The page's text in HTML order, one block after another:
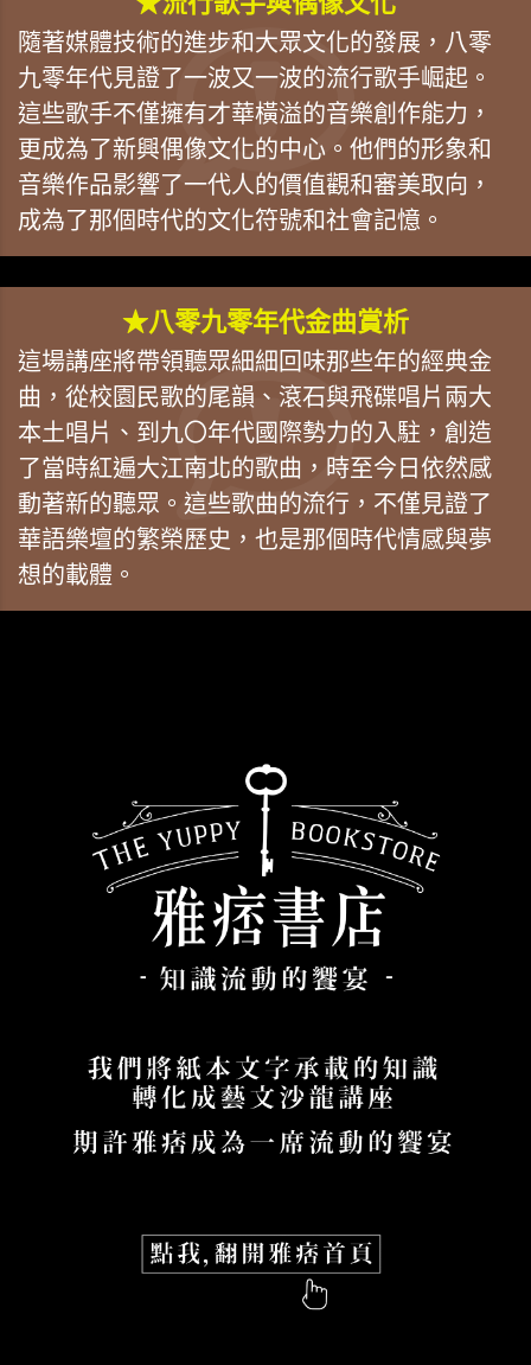
隨著媒體技術的進步和大眾文化的發展，八零
九零年代見證了一波又一波的流行歌手崛起。
這些歌手不僅擁有才華橫溢的音樂創作能力，
更成為了新興偶像文化的中心。他們的形象和
音樂作品影響了一代人的價值觀和審美取向，
成為了那個時代的文化符號和社會記憶。
★八零九零年代金曲賞析
這場講座將帶領聽眾細細回味那些年的經典金
曲，從校園民歌的尾韻、滾石與飛碟唱片兩大
本土唱片、到九〇年代國際勢力的入駐，創造
了當時紅遍大江南北的歌曲，時至今日依然感
動著新的聽眾。這些歌曲的流行，不僅見證了
華語樂壇的繁榮歷史，也是那個時代情感與夢
想的載體。